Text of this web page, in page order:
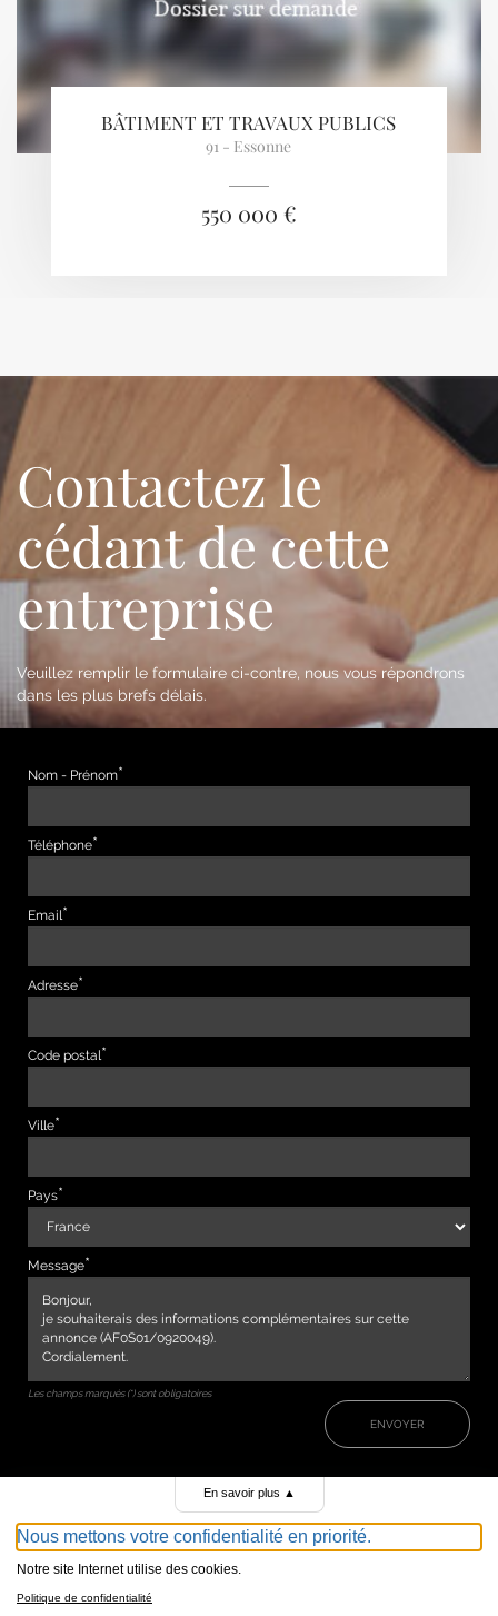
BÂTIMENT ET TRAVAUX PUBLICS
91 - Essonne
550 000 €
Contactez le
cédant de cette
entreprise
Veuillez remplir le formulaire ci-contre, nous vous répondrons
dans les plus brefs délais.
Nom - Prénom
Téléphone
Email
Adresse
Code postal
Ville
Pays
Message
Les champs marqués (*) sont obligatoires
ENVOYER
En savoir plus ▲
Nous mettons votre confidentialité en priorité.
Notre site Internet utilise des cookies.
Politique de confidentialité